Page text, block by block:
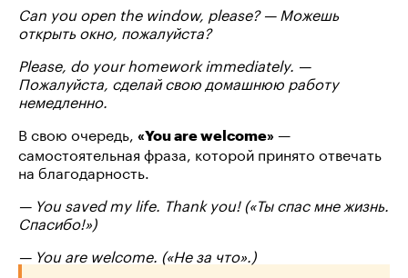
Can you open the window, please? — Можешь
открыть окно, пожалуйста?
Please, do your homework immediately. —
Пожалуйста, сделай свою домашнюю работу
немедленно.
В свою очередь, «You are welcome» —
самостоятельная фраза, которой принято отвечать
на благодарность.
— You saved my life. Thank you! («Ты спас мне жизнь.
Спасибо!»)
— You are welcome. («Не за что».)